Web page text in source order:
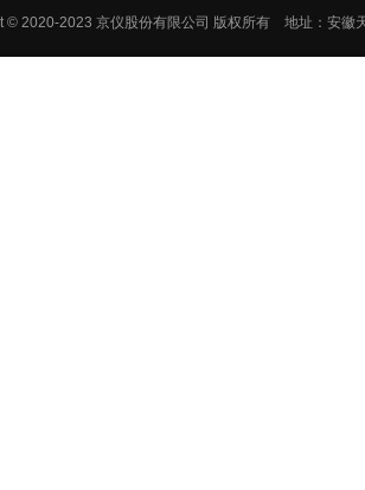
© 2020-2023 京仪股份有限公司 版权所有 地址：安